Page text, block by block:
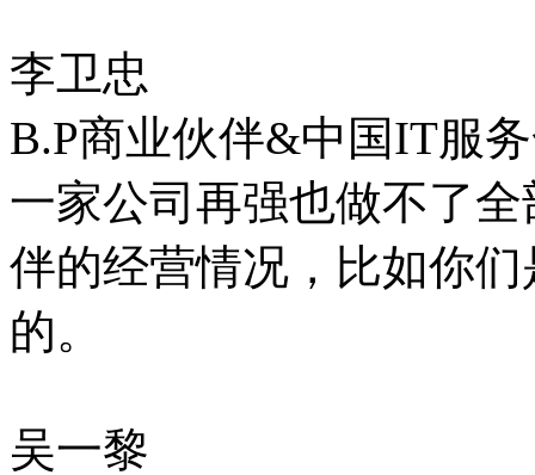
李卫忠
B.P商业伙伴&中国IT服
一家公司再强也做不了
伴的经营情况，比如你
的。
吴一黎